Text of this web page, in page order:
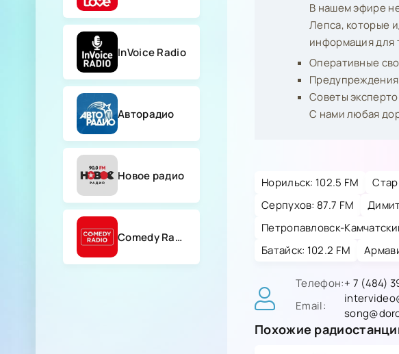
InVoice Radio
Авторадио
Новое радио
Comedy Radio
В нашем эфире
Лепса, которые
информация для
Оперативные
Советы
С нами любая
Норильск: 102.5 FM
Серпухов: 87.7 FM
Петропавловск-
Батайск: 102.2 FM
Телефон:+ 7 (484)
Email:
Похожие